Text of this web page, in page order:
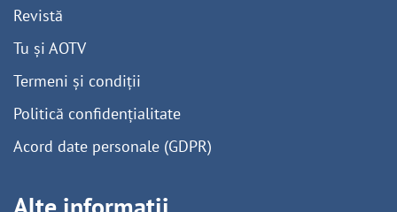
Revistă
Tu și AOTV
Termeni și condiții
Politică confidențialitate
Acord date personale (GDPR)